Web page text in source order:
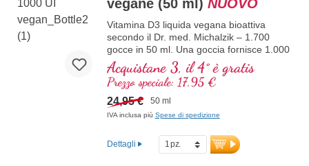
muscolare e alla normale funzione del
sistema immunitario. Prodotto in
Germania senza ingegneria genetica, in
produzione propria controllata attiva da 25
anni, vegetariano senza additivi e testato
in laboratorio. Sviluppato da medici.
maggiori informazioni su Vitamina
D3 + K2
vegane (50 ml) NUOVO
Vitamina D3 liquida vegana bioattiva
secondo il Dr. med. Michalzik – 1.700
gocce in 50 ml. Una goccia fornisce 1.000
IE di vitamina D3 vegana. Massima
qualità premium da licheni di alta qualità
controllati (non da alghe!) esclusivamente
vegetale 100% vegana. Disciolta in olio di
cocco MCT protettivo, coltivato senza
Questa combinazione ottimale supporta il
mantenimento di ossa normali,
Acquistane 3, il 4° è gratis
Prezzo speciale: 17,95 €
24,95 € 50 ml
IVA inclusa più Spese di spedizione
Dettagli